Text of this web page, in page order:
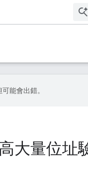
能會出錯。
大量位址